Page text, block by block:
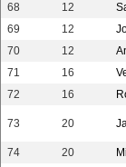
68 12
69
12
70
12
71
16
72
16
73 20
74
20